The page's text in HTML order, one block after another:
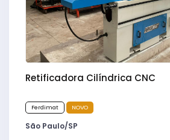
Retificadora Cilíndrica CNC
Ferdimat NOVO
São Paulo/SP